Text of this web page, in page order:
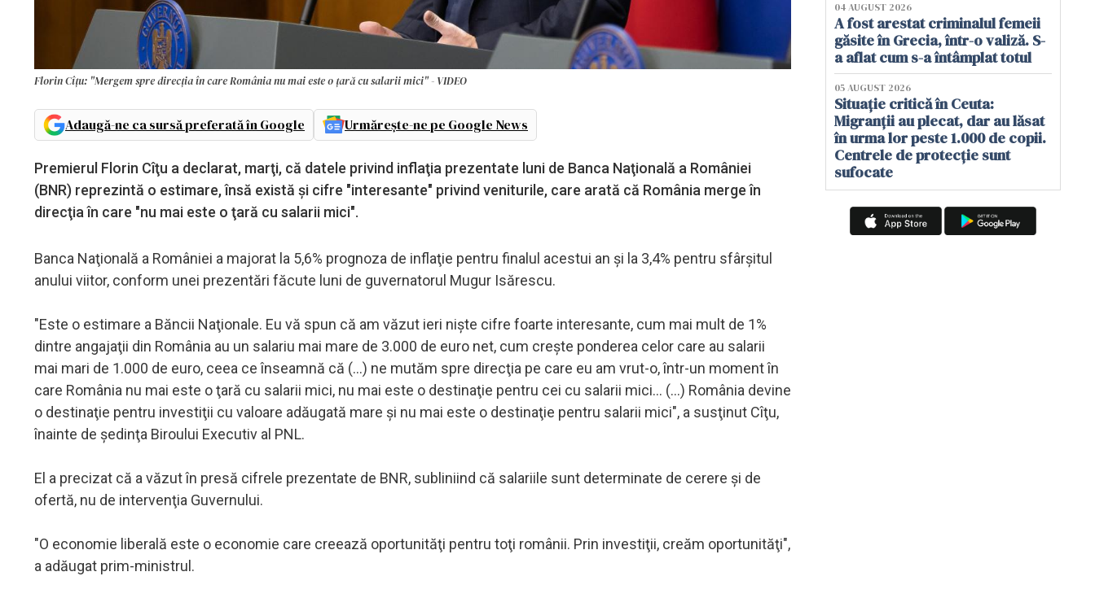
Florin Cîţu: "Mergem spre direcţia în care România nu mai este o ţară cu salarii mici" - VIDEO
Adaugă-ne ca sursă preferată în Google Urmărește-ne pe Google News
Premierul Florin Cîţu a declarat, marţi, că datele privind inflaţia prezentate luni de Banca Naţională a României
(BNR) reprezintă o estimare, însă există şi cifre "interesante" privind veniturile, care arată că România merge în
direcţia în care "nu mai este o ţară cu salarii mici".
Banca Naţională a României a majorat la 5,6% prognoza de inflaţie pentru finalul acestui an şi la 3,4% pentru sfârşitul
anului viitor, conform unei prezentări făcute luni de guvernatorul Mugur Isărescu.
"Este o estimare a Băncii Naţionale. Eu vă spun că am văzut ieri nişte cifre foarte interesante, cum mai mult de 1%
dintre angajaţii din România au un salariu mai mare de 3.000 de euro net, cum creşte ponderea celor care au salarii
mai mari de 1.000 de euro, ceea ce înseamnă că (...) ne mutăm spre direcţia pe care eu am vrut-o, într-un moment în
care România nu mai este o ţară cu salarii mici, nu mai este o destinaţie pentru cei cu salarii mici... (...) România devine
o destinaţie pentru investiţii cu valoare adăugată mare şi nu mai este o destinaţie pentru salarii mici", a susţinut Cîţu,
înainte de şedinţa Biroului Executiv al PNL.
El a precizat că a văzut în presă cifrele prezentate de BNR, subliniind că salariile sunt determinate de cerere şi de
ofertă, nu de intervenţia Guvernului.
"O economie liberală este o economie care creează oportunităţi pentru toţi românii. Prin investiţii, creăm oportunităţi",
a adăugat prim-ministrul.
04 AUGUST 2026
A fost arestat criminalul femeii
găsite în Grecia, într-o valiză. S-
a aflat cum s-a întâmplat totul
05 AUGUST 2026
Situație critică în Ceuta:
Migranții au plecat, dar au lăsat
în urma lor peste 1.000 de copii.
Centrele de protecție sunt
sufocate